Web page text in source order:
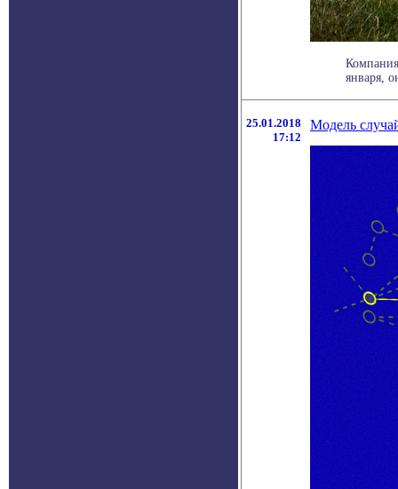
января,
25.01.2018
17:12
Модель